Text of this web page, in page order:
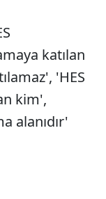
katılan
'HES
kim',
alanıdır'